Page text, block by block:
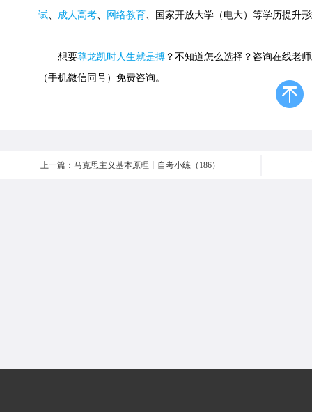
试、 成人高考、 网络教育、国家开放大学（电大）等学历提升
想要尊龙凯时人生就是搏 ？不知道怎么选择？咨询在线老
（手机微信同号）免费咨询。
上一篇：马克思主义基本原理丨自考小练（186）